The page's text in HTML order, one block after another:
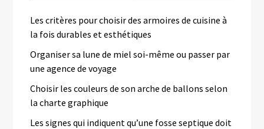
Les critères pour choisir des armoires de cuisine à
la fois durables et esthétiques
Organiser sa lune de miel soi-même ou passer par
une agence de voyage
Choisir les couleurs de son arche de ballons selon
la charte graphique
Les signes qui indiquent qu’une fosse septique doit